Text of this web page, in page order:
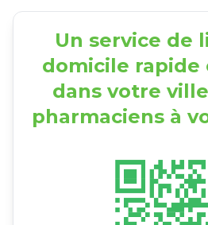
Un service de
domicile rapide
dans votre
pharmaciens à